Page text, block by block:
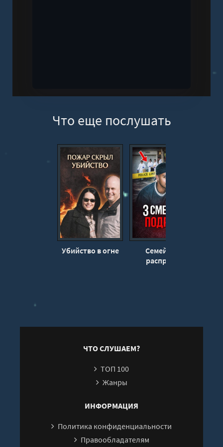
Что еще послушать
Убийство в огне
Семейная
расправа
ЧТО СЛУШАЕМ?
ТОП 100
Жанры
ИНФОРМАЦИЯ
Политика конфиденциальности
Правообладателям